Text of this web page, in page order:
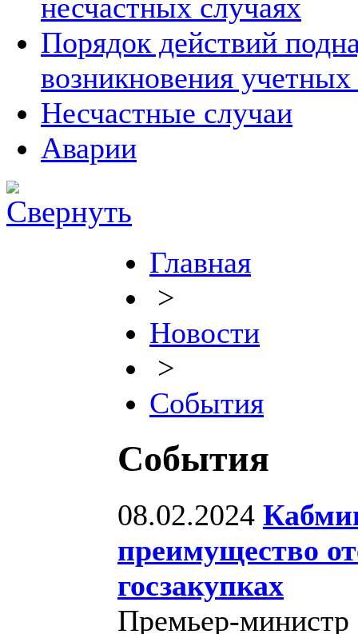
несчастных случаях
Порядок действий
возникновения
Несчастные случаи
Аварии
Главная
>
Новости
>
События
События
08.02.2024
преимущество
госзакупках
Премьер-